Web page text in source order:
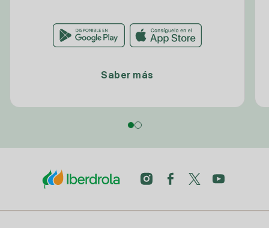
Saber más